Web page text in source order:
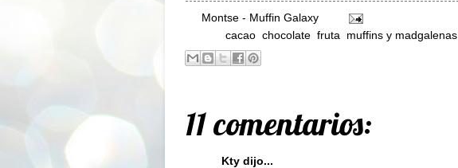
Montse - Muffin Galaxy
cacao chocolate fruta muffins y madgalenas
11 comentarios:
Kty dijo...